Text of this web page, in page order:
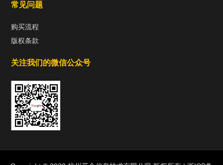
常见问题
购买流程
版权条款
关注我们的微信公众号